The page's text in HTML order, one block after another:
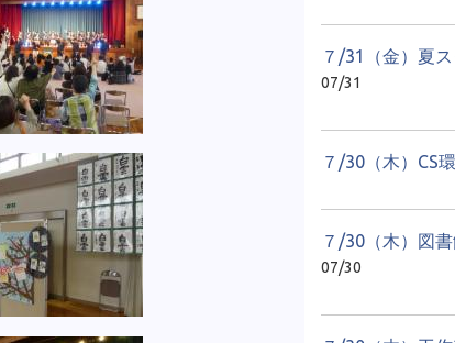
07/31
７/30（木）CS
７/30（木）図
07/30